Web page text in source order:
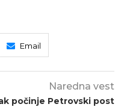
Email
Naredna vest
počinje Petrovski post